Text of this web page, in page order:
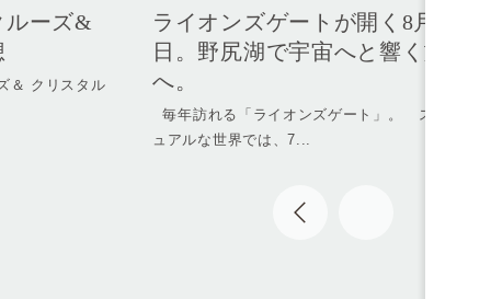
ルーズ&
＆ クリスタル
ライオンズゲートが開く8月8
日。野尻湖で宇宙へと響く旅
へ。
毎年訪れる「ライオンズゲート」。 スピリチ
ュアルな世界では、7...